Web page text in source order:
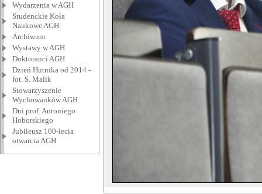
Wydarzenia w AGH
Studenckie Koła
Naukowe AGH
Archiwum
Wystawy w AGH
Doktoranci AGH
Dzień Hutnika od 2014 -
fot. S. Malik
Stowarzyszenie
Wychowanków AGH
Dni prof. Antoniego
Hoborskiego
Jubileusz 100-lecia
otwarcia AGH